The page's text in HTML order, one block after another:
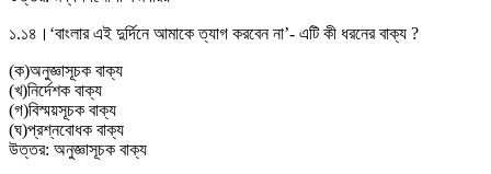
১.১৪। ‘বাংলার এই দুর্দিনে আমাকে ত্যাগ করবেন না’- এটি কী ধরনের বাক্য ?
(ক)অনুজ্ঞাসূচক বাক্য
(খ)নির্দেশক বাক্য
(গ)বিস্ময়সূচক বাক্য
(ঘ)প্রশ্নবােধক বাক্য
উত্তর: অনুজ্ঞাসূচক বাক্য